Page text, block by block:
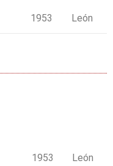
1953 León
1953 León